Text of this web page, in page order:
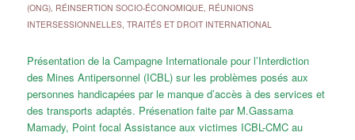
(ONG), RÉINSERTION SOCIO-ÉCONOMIQUE, RÉUNIONS
INTERSESSIONNELLES, TRAITÉS ET DROIT INTERNATIONAL
Présentation de la Campagne Internationale pour l’Interdiction
des Mines Antipersonnel (ICBL) sur les problèmes posés aux
personnes handicapées par le manque d’accès à des services et
des transports adaptés. Présenation faite par M.Gassama
Mamady, Point focal Assistance aux victimes ICBL-CMC au